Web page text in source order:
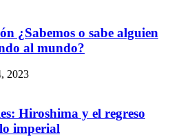
¿Sabemos o sabe alguien
al mundo?
2023
Hiroshima y el regreso
imperial